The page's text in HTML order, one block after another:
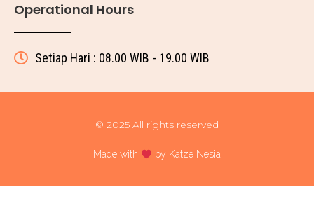
Operational Hours
Setiap Hari : 08.00 WIB - 19.00 WIB
© 2025 All rights reserved
Made with by Katze Nesia